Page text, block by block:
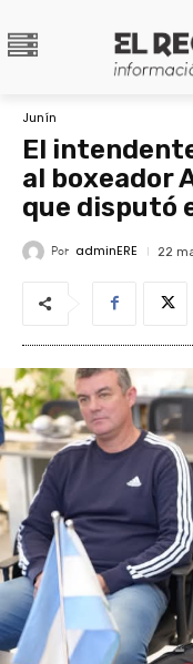
Junín
El
al boxeador
que disputó
Por adminERE 22